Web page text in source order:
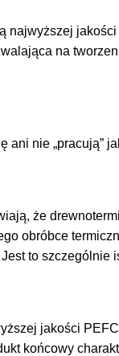
na
nie „pracują”
że drewno
obróbce
to
jakości
końcowy